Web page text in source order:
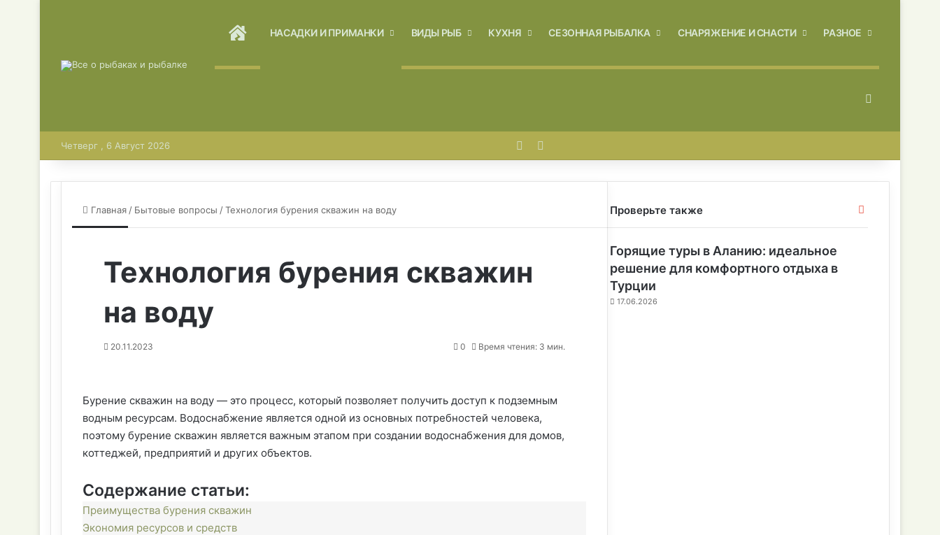
ГЛАВНАЯНАСАДКИ И ПРИМАНКИ ВИДЫ РЫБ КУХНЯ СЕЗОННАЯ РЫБАЛКА СНАРЯЖЕНИЕ И СНАСТИ РАЗНОЕ
Четверг , 6 Август 2026 Войти
Главная / Бытовые вопросы /Технология бурения скважин на воду
Технология бурения скважин
на воду
20.11.2023 0 Время чтения: 3 мин.
Бурение скважин на воду — это процесс, который позволяет получить доступ к подземным
водным ресурсам. Водоснабжение является одной из основных потребностей человека,
поэтому бурение скважин является важным этапом при создании водоснабжения для домов,
коттеджей, предприятий и других объектов.
Содержание статьи:
Преимущества бурения скважин
Экономия ресурсов и средств
Проверьте также
Горящие туры в Аланию: идеальное
решение для комфортного отдыха в
Турции
17.06.2026